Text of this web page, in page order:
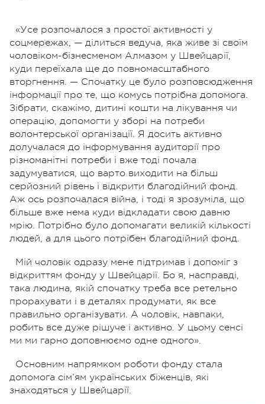
«Усе розпочалося з простої активності у
соцмережах, — ділиться ведуча, яка живе зі своїм
чоловіком-бізнесменом Алмазом у Швейцарії,
куди переїхала ще до повномасштабного
вторгнення. — Спочатку це було розповсюдження
інформації про те, що комусь потрібна допомога.
Зібрати, скажімо, дитині кошти на лікування чи
операцію, допомогти у зборі на потреби
волонтерської організації. Я досить активно
долучалася до інформування аудиторії про
різноманітні потреби і вже тоді почала
задумуватися, що варто виходити на більш
серйозний рівень і відкрити благодійний фонд.
Аж ось розпочалася війна, і тоді я зрозуміла, що
більше вже нема куди відкладати свою давню
мрію. Потрібно було допомагати великій кількості
людей, а для цього потрібен благодійний фонд.
Мій чоловік одразу мене підтримав і допоміг з
відкриттям фонду у Швейцарії. Бо я, насправді,
така людина, якій спочатку треба все ретельно
прорахувати і в деталях продумати, як все
правильно організувати. А чоловік, навпаки,
робить все дуже рішуче і активно. У цьому сенсі
ми ми гарно доповнюємо одне одного».
Основним напрямком роботи фонду стала
допомога сім’ям українських біженців, які
знаходяться у Швейцарії.